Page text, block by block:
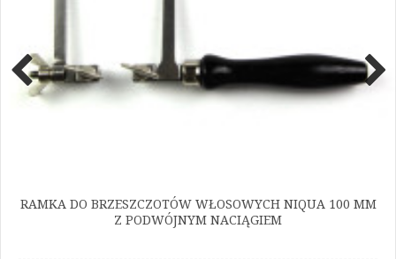
RAMKA DO BRZESZCZOTÓW WŁOSOWYCH NIQUA 100 MM
Z PODWÓJNYM NACIĄGIEM